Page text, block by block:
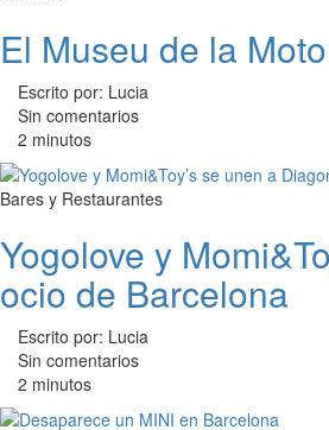
El Museu de la
Escrito por: Lucia
Sin comentarios
2 minutos
Bares y Restaurantes
Yogolove y
ocio de Barcelona
Escrito por: Lucia
Sin comentarios
2 minutos